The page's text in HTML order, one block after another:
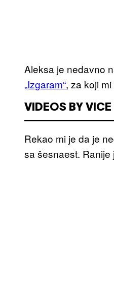
Aleksa je nedavno
„Izgaram“, za koji
VIDEOS BY VICE
Rekao mi je da je
sa šesnaest.